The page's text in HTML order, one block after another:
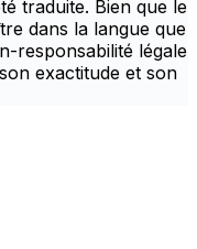
traduite. Bien que le
dans la langue que
responsabilité légale
exactitude et son